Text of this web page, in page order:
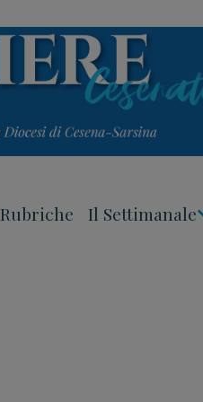
Rubriche Il Settimanale